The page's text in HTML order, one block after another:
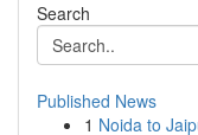
Search
Published News
1 Noida to